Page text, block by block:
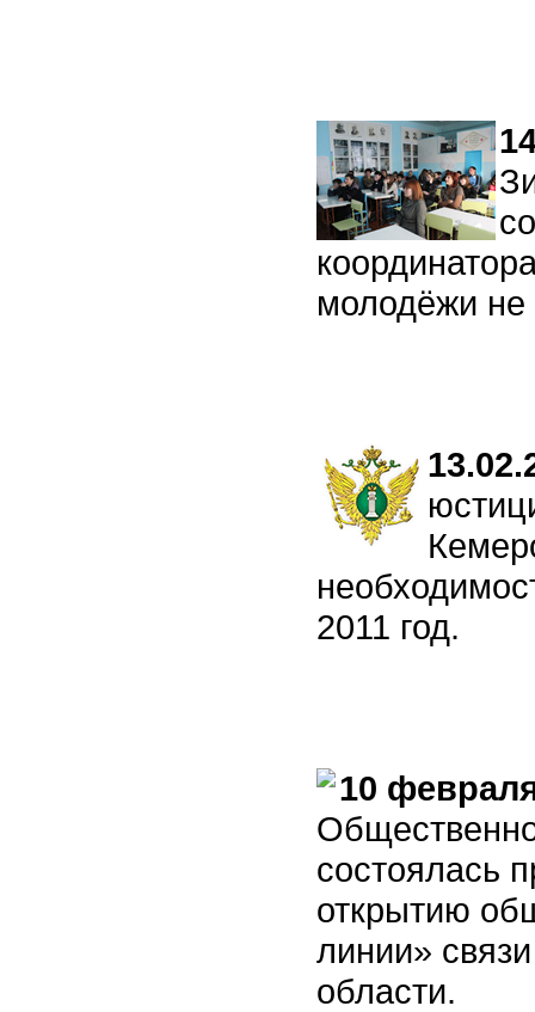
молодёжи не
2011 год.
10
состоялась
открытию
линии»
области.